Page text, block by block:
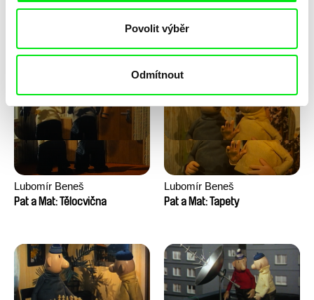
Povolit výběr
Odmítnout
Pat a Mat: Velké praní
Lubomír Beneš
Pat a Mat: Tělocvična
Lubomír Beneš
Pat a Mat: Tapety